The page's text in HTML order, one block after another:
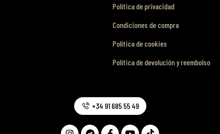
Política de privacidad
Condiciones de compra
Política de cookies
Política de devolución y reembolso
+34 91 685 55 49